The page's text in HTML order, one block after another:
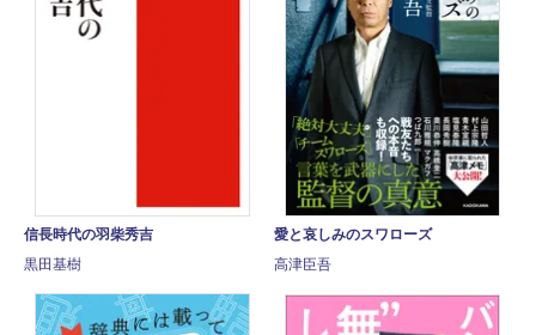
信長時代の羽柴秀吉
黒田基樹
愛と哀しみのスワローズ
高津臣吾